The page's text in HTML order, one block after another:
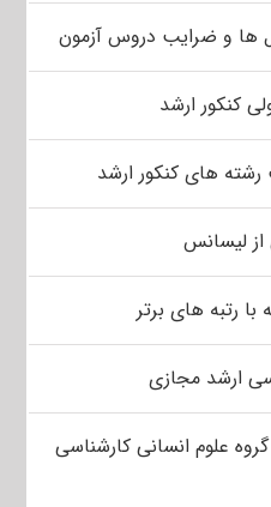
ها و ضرایب دروس آزمون
کنکور ارشد
های کنکور ارشد
لیسانس
رتبه های برتر
ارشد مجازی
علوم انسانی کارشناسی